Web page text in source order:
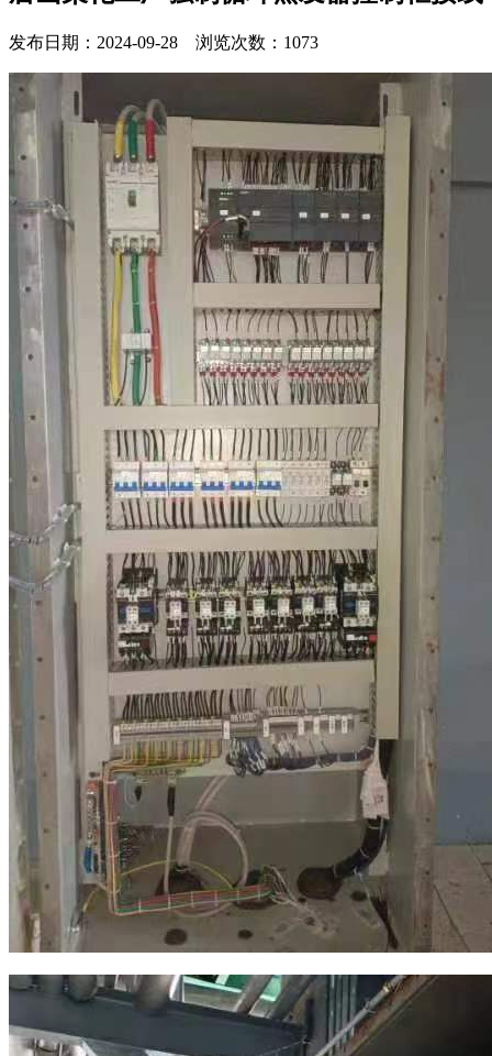
发布日期：2024-09-28 浏览次数：1073